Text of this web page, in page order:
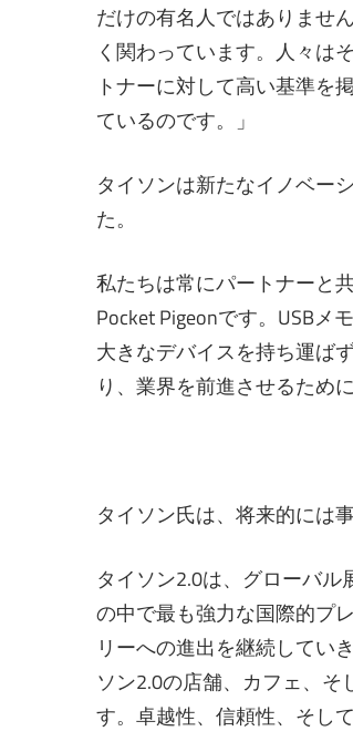
だけの有名人ではありませ
く関わっています。人々は
トナーに対して高い基準を
ているのです。」
タイソンは新たなイノベー
た。
私たちは常にパートナーと
Pocket Pigeonです。USBメ
大きなデバイスを持ち運ば
り、業界を前進させるため
タイソン氏は、将来的には
タイソン2.0は、グローバ
の中で最も強力な国際的プ
リーへの進出を継続してい
ソン2.0の店舗、カフェ、
す。卓越性、信頼性、そし